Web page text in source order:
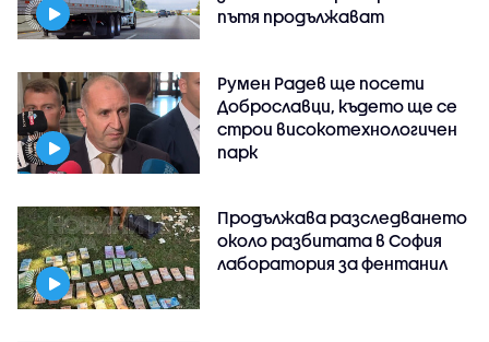
пътя продължават
Румен Радев ще посети
Доброславци, където ще се
строи високотехнологичен
парк
Продължава разследването
около разбитата в София
лаборатория за фентанил